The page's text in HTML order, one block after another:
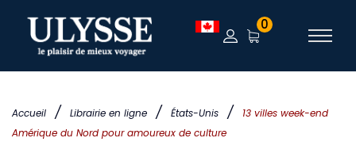
Accueil / Librairie en ligne / États-Unis /
13 villes week-end
Amérique du Nord pour amoureux de culture
0